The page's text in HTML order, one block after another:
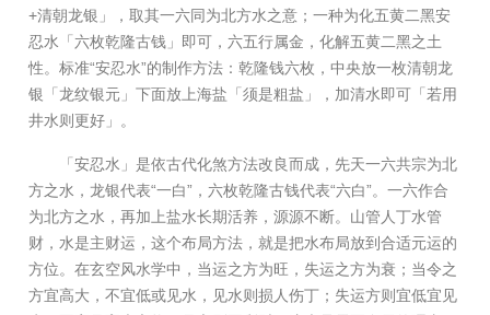
+清朝龙银」，取其一六同为北方水之意；一种为化五黄二黑安
忍水「六枚乾隆古钱」即可，六五行属金，化解五黄二黑之土
性。标准“安忍水”的制作方法：乾隆钱六枚，中央放一枚清朝龙
银「龙纹银元」下面放上海盐「须是粗盐」，加清水即可「若用
井水则更好」。
「安忍水」是依古代化煞方法改良而成，先天一六共宗为北
方之水，龙银代表“一白”，六枚乾隆古钱代表“六白”。一六作合
为北方之水，再加上盐水长期活养，源源不断。山管人丁水管
财，水是主财运，这个布局方法，就是把水布局放到合适元运的
方位。在玄空风水学中，当运之方为旺，失运之方为衰；当令之
方宜高大，不宜低或见水，见水则损人伤丁；失运方则宜低宜见